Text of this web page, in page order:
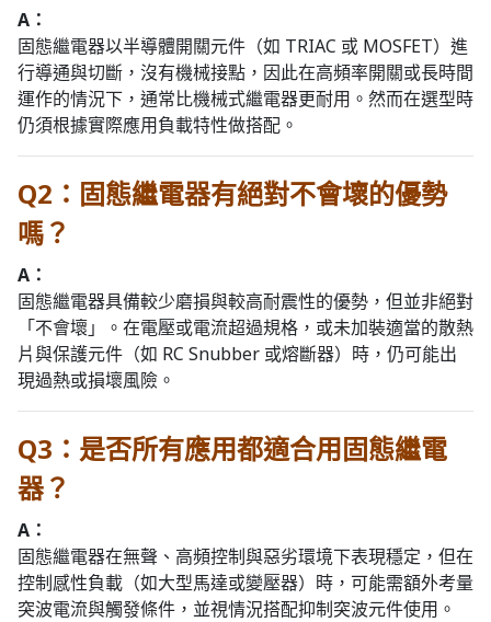
A：
固態繼電器以半導體開關元件（如 TRIAC 或 MOSFET）進
行導通與切斷，沒有機械接點，因此在高頻率開關或長時間
運作的情況下，通常比機械式繼電器更耐用。然而在選型時
仍須根據實際應用負載特性做搭配。
Q2：固態繼電器有絕對不會壞的優勢
嗎？
A：
固態繼電器具備較少磨損與較高耐震性的優勢，但並非絕對
「不會壞」。在電壓或電流超過規格，或未加裝適當的散熱
片與保護元件（如 RC Snubber 或熔斷器）時，仍可能出
現過熱或損壞風險。
Q3：是否所有應用都適合用固態繼電
器？
A：
固態繼電器在無聲、高頻控制與惡劣環境下表現穩定，但在
控制感性負載（如大型馬達或變壓器）時，可能需額外考量
突波電流與觸發條件，並視情況搭配抑制突波元件使用。